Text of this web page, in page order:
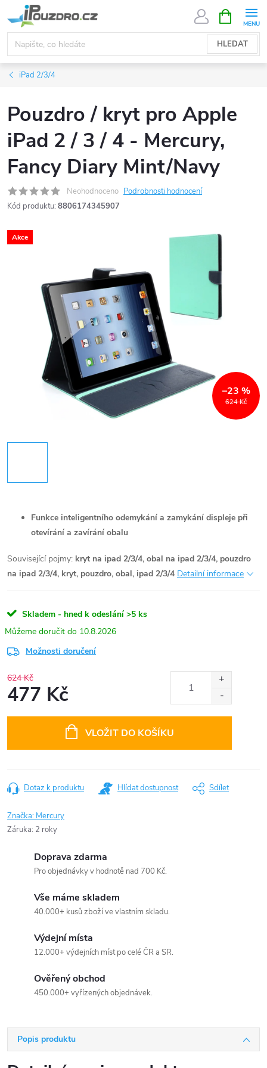
na
obsah
HLEDAT
NÁKUPNÍ
KOŠÍK
iPad 2/3/4
Pouzdro / kryt pro Apple
iPad 2 / 3 / 4 - Mercury,
Fancy Diary Mint/Navy
Neohodnoceno Podrobnosti hodnocení
Kód produktu: 8806174345907
Akce
624 Kč
–23 %
Funkce inteligentního odemykání a zamykání displeje při
otevírání a zavírání obalu
Související pojmy: kryt na ipad 2/3/4, obal na ipad 2/3/4, pouzdro
na ipad 2/3/4, kryt, pouzdro, obal, ipad 2/3/4 Detailní informace
Skladem - hned k odeslání >5 ks
10.8.2026
Možnosti doručení
624 Kč
477 Kč
VLOŽIT DO KOŠÍKU
Dotaz k produktu Hlídat dostupnost Sdílet
Značka: Mercury
Záruka: 2 roky
Doprava zdarma
Pro objednávky v hodnotě nad 700 Kč.
Vše máme skladem
40.000+ kusů zboží ve vlastním skladu.
Výdejní místa
12.000+ výdejních míst po celé ČR a SR.
Ověřený obchod
450.000+ vyřízených objednávek.
Popis produktu